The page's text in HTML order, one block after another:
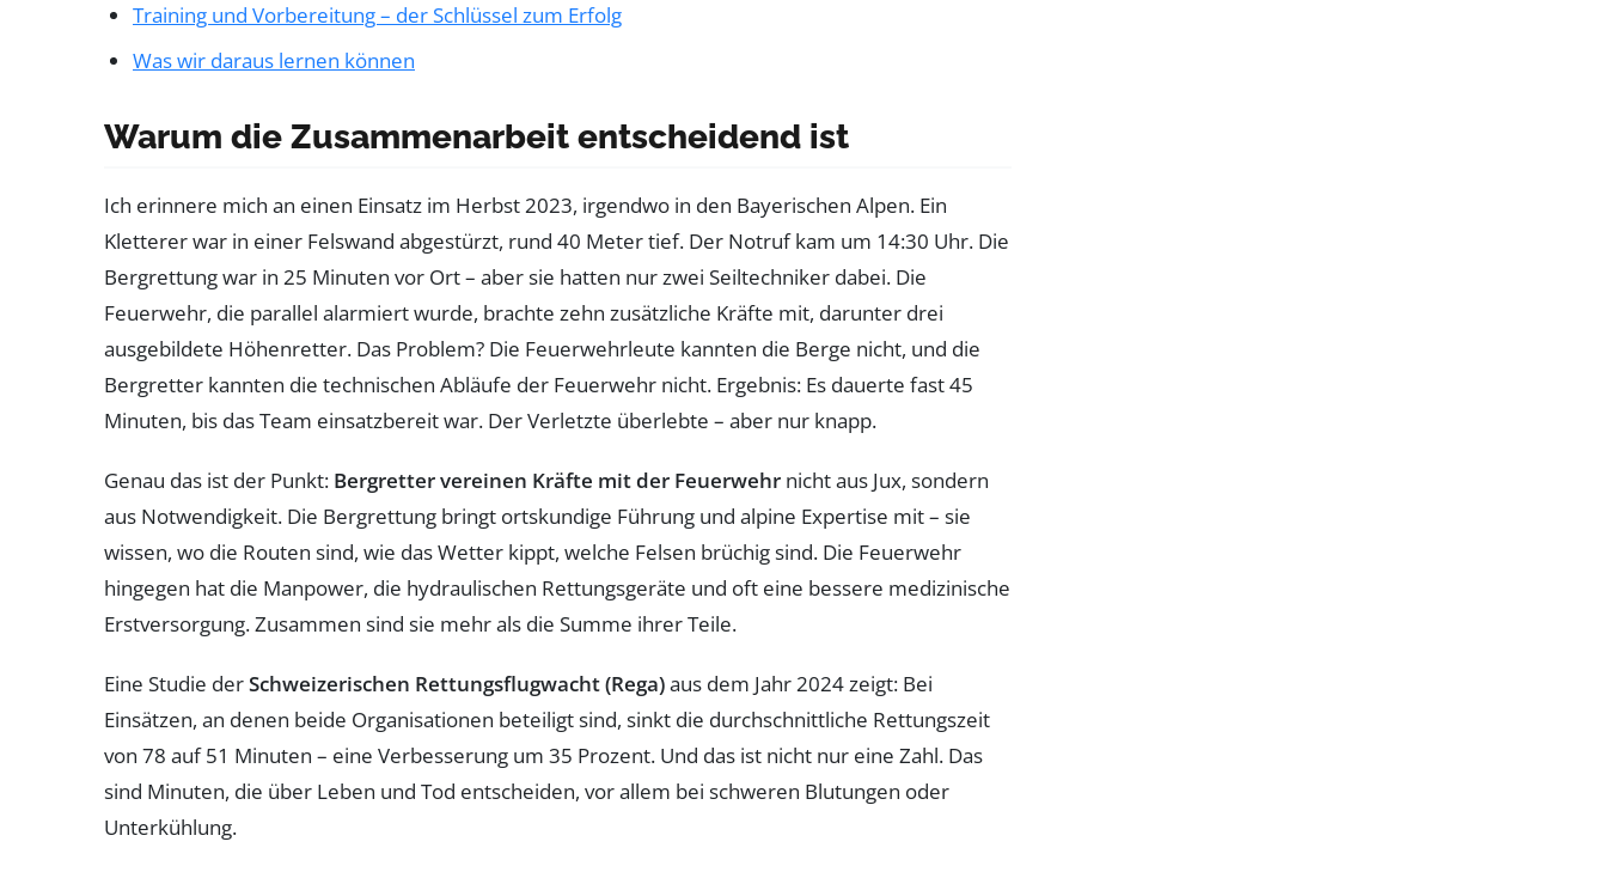
Training und Vorbereitung – der Schlüssel zum Erfolg
Was wir daraus lernen können
Warum die Zusammenarbeit entscheidend ist
Ich erinnere mich an einen Einsatz im Herbst 2023, irgendwo in den Bayerischen Alpen. Ein
Kletterer war in einer Felswand abgestürzt, rund 40 Meter tief. Der Notruf kam um 14:30 Uhr. Die
Bergrettung war in 25 Minuten vor Ort – aber sie hatten nur zwei Seiltechniker dabei. Die
Feuerwehr, die parallel alarmiert wurde, brachte zehn zusätzliche Kräfte mit, darunter drei
ausgebildete Höhenretter. Das Problem? Die Feuerwehrleute kannten die Berge nicht, und die
Bergretter kannten die technischen Abläufe der Feuerwehr nicht. Ergebnis: Es dauerte fast 45
Minuten, bis das Team einsatzbereit war. Der Verletzte überlebte – aber nur knapp.
Genau das ist der Punkt: Bergretter vereinen Kräfte mit der Feuerwehr nicht aus Jux, sondern
aus Notwendigkeit. Die Bergrettung bringt ortskundige Führung und alpine Expertise mit – sie
wissen, wo die Routen sind, wie das Wetter kippt, welche Felsen brüchig sind. Die Feuerwehr
hingegen hat die Manpower, die hydraulischen Rettungsgeräte und oft eine bessere medizinische
Erstversorgung. Zusammen sind sie mehr als die Summe ihrer Teile.
Eine Studie derSchweizerischen Rettungsflugwacht (Rega)aus dem Jahr 2024 zeigt: Bei
Einsätzen, an denen beide Organisationen beteiligt sind, sinkt die durchschnittliche Rettungszeit
von 78 auf 51 Minuten – eine Verbesserung um 35 Prozent. Und das ist nicht nur eine Zahl. Das
sind Minuten, die über Leben und Tod entscheiden, vor allem bei schweren Blutungen oder
Unterkühlung.